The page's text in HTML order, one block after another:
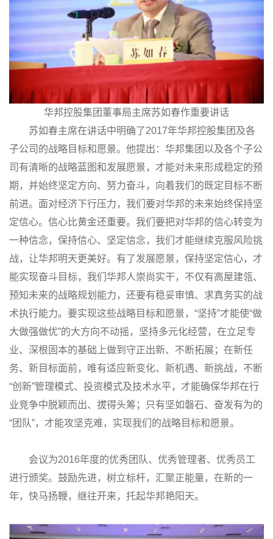
华邦控股集团董事局主席苏如春作重要讲话
苏如春主席在讲话中明确了2017年华邦控股集团及各
子公司的战略目标和愿景。他提出：华邦集团以及各个子公
司有清晰的战略蓝图和发展愿景，才能对未来形成稳定的预
期，并始终坚定方向、努力奋斗，向着我们的既定目标不断
前进。面对经济下行压力，我们要对华邦的未来始终保持坚
定信心。信心比黄金还重要。我们要把对华邦的信心转变为
一种信念，保持信心、坚定信念，我们才能继续克服风险挑
战，让华邦明天更美好。有了发展愿景，保持坚定信心，才
能实现奋斗目标，我们华邦人崇尚实干，不仅有高屋建瓴、
预知未来的战略规划能力，还要有稳妥审慎、求真务实的战
术执行能力。要实现这些战略目标和愿景，“坚持”才能使“做
大做强做优”的大方向不动摇，坚持多元化经营，在立足专
业、深根固本的基础上做到守正出新、不断拓展；在新任
务、新目标面前，唯有适应新变化、新机遇、新挑战，不断
“创新”管理模式、投资模式及技术水平，才能确保华邦在行
业竞争中脱颖而出、拔得头筹；只有坚如磐石、奋发有为的
“团队”，才能攻坚克难，实现我们的战略目标和愿景。
会议为2016年度的优秀团队、优秀管理者、优秀员工
进行颁奖。鼓励先进，树立标杆，汇聚正能量，在新的一
年，快马扬鞭，继往开来，托起华邦艳阳天。